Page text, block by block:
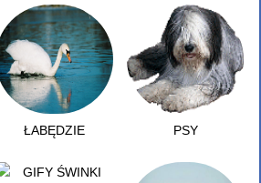
ŁABĘDZIE PSY